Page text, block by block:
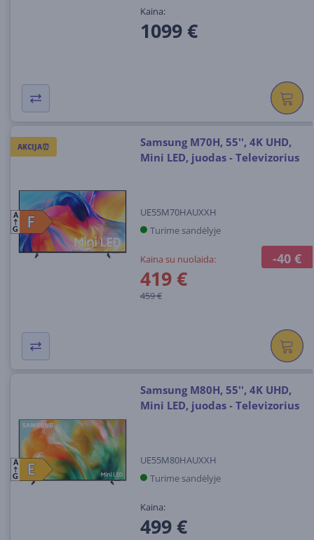
Kaina:
1099 €
AKCIJA⏰
-40 €
F
F
A
G
Samsung M70H, 55'', 4K UHD,
Mini LED, juodas - Televizorius
UE55M70HAUXXH
Turime sandėlyje
Kaina su nuolaida:
419 €
459 €
E
E
A
G
Samsung M80H, 55'', 4K UHD,
Mini LED, juodas - Televizorius
UE55M80HAUXXH
Turime sandėlyje
Kaina:
499 €